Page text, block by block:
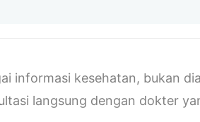
informasi kesehatan, bukan
langsung dengan dokter